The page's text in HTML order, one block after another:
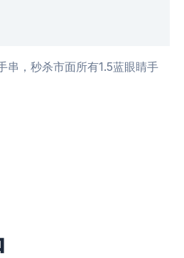
串，秒杀市面所有1.5蓝眼睛手